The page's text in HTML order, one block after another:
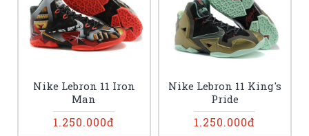
Nike Lebron 11 Iron
Man
1.250.000đ
Nike Lebron 11 King's
Pride
1.250.000đ